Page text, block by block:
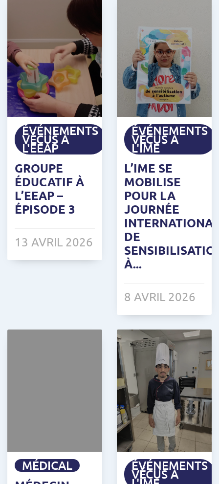
ÉVÉNEMENTS
VÉCUS À
L'EEAP
GROUPE
ÉDUCATIF À
L’EEAP –
ÉPISODE 3
13 AVRIL 2026
ÉVÉNEMENTS
VÉCUS À
L'IME
L’IME SE
MOBILISE
POUR LA
JOURNÉE
DE
À...
8 AVRIL 2026
MÉDICAL
ÉVÉNEMENTS
VÉCUS À